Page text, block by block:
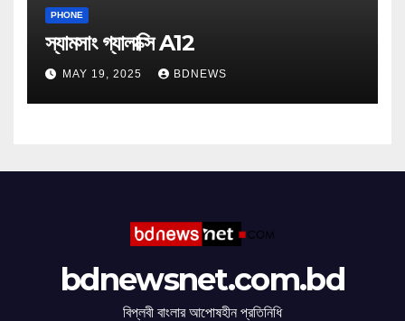
PHONE
স্যামসাং গ্যালাক্সি A12
MAY 19, 2025 BDNEWS
bdnewsnet.com.bd
বিপ্লবী বাংলার আপোষহীন প্রতিনিধি